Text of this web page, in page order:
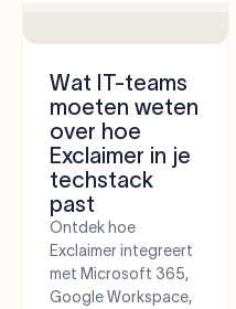
Wat IT-teams
moeten weten
over hoe
Exclaimer in je
techstack
past
Ontdek hoe
Exclaimer integreert
met Microsoft 365,
Google Workspace,